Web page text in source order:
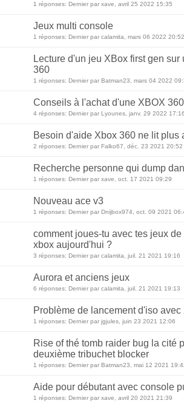
1 réponses: Dernier par xave, avril 25 2022 15:35
Jeux multi console
1 réponses: Dernier par calamita, mars 06 2022 20:52
Lecture d'un jeu XBox first gen sur
360
1 réponses: Dernier par Batman23, mars 04 2022
Conseils à l'achat d'une XBOX 360
4 réponses: Dernier par Lyounes, janv. 29 2022 17:16
Besoin d'aide Xbox 360 ne lit plus
2 réponses: Dernier par Falko67, déc. 23 2021 20:52
Recherche personne qui dump
1 réponses: Dernier par xave, oct. 17 2021 09:29
Nouveau ace v3
1 réponses: Dernier par Dnijbox974, oct. 09 2021
comment joues-tu avec tes jeux
xbox aujourd'hui ?
3 réponses: Dernier par calamita, juil. 21 2021 19:16
Aurora et anciens jeux
6 réponses: Dernier par calamita, juil. 21 2021 19:13
Problème de lancement d'iso avec
1 réponses: Dernier par jgjules, juin 23 2021 12:06
Rise of thé tomb raider bug la cité
deuxième tribuchet blocker
1 réponses: Dernier par Batman23, mai 12 2021
Aide pour débutant avec console
1 réponses: Dernier par xave, avril 20 2021 21:39